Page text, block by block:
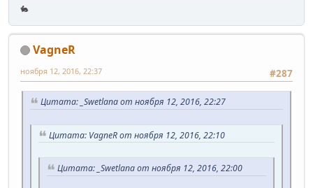
🐇
VagneR
#287
ноября 12, 2016, 22:37
Цитата: _Swetlana от ноября 12, 2016, 22:27
Цитата: VagneR от ноября 12, 2016, 22:10
Цитата: _Swetlana от ноября 12, 2016, 22:00